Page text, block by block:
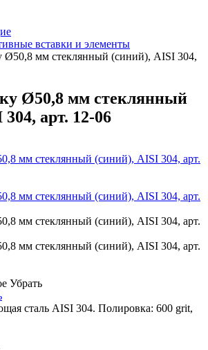
вставки и элементы
Ø50,8 мм стеклянный (синий), AISI 304,
Ø50,8 мм стеклянный
арт. 12-06
Убрать
сталь AISI 304. Полировка: 600 grit,